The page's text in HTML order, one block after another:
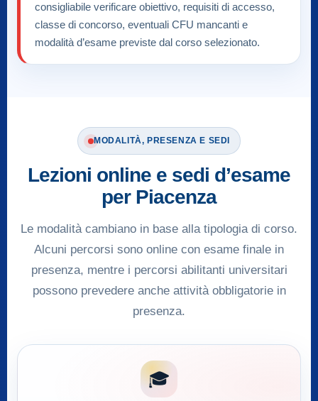
consigliabile verificare obiettivo, requisiti di accesso,
classe di concorso, eventuali CFU mancanti e
modalità d’esame previste dal corso selezionato.
MODALITÀ, PRESENZA E SEDI
Lezioni online e sedi d’esame
per Piacenza
Le modalità cambiano in base alla tipologia di corso.
Alcuni percorsi sono online con esame finale in
presenza, mentre i percorsi abilitanti universitari
possono prevedere anche attività obbligatorie in
presenza.
🎓